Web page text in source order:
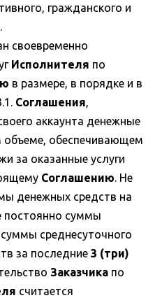
гражданского и
своевременно
Исполнителя по
в размере, в порядке и в
Соглашения,
аккаунта денежные
объеме, обеспечивающем
за оказанные услуги
Соглашению. Не
денежных средств на
постоянно суммы
среднесуточного
за последние 3 (три)
Заказчика по
считается